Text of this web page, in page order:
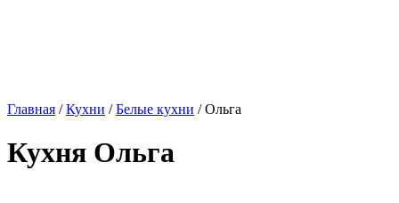
Главная /Кухни /Белые кухни / Ольга
Кухня Ольга